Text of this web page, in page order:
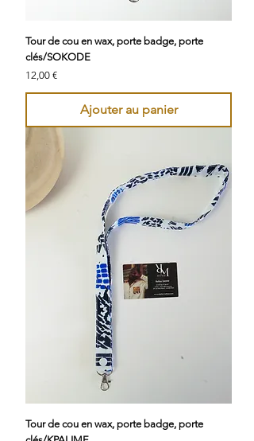
Tour de cou en wax, porte badge, porte
clés/SOKODE
Prix
12,00 €
Ajouter au panier
Tour de cou en wax, porte badge, porte